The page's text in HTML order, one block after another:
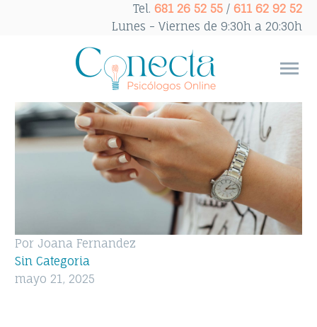
Tel. 681 26 52 55 / 611 62 92 52
Lunes - Viernes de 9:30h a 20:30h
Por Joana Fernandez
Sin Categoria
mayo 21, 2025